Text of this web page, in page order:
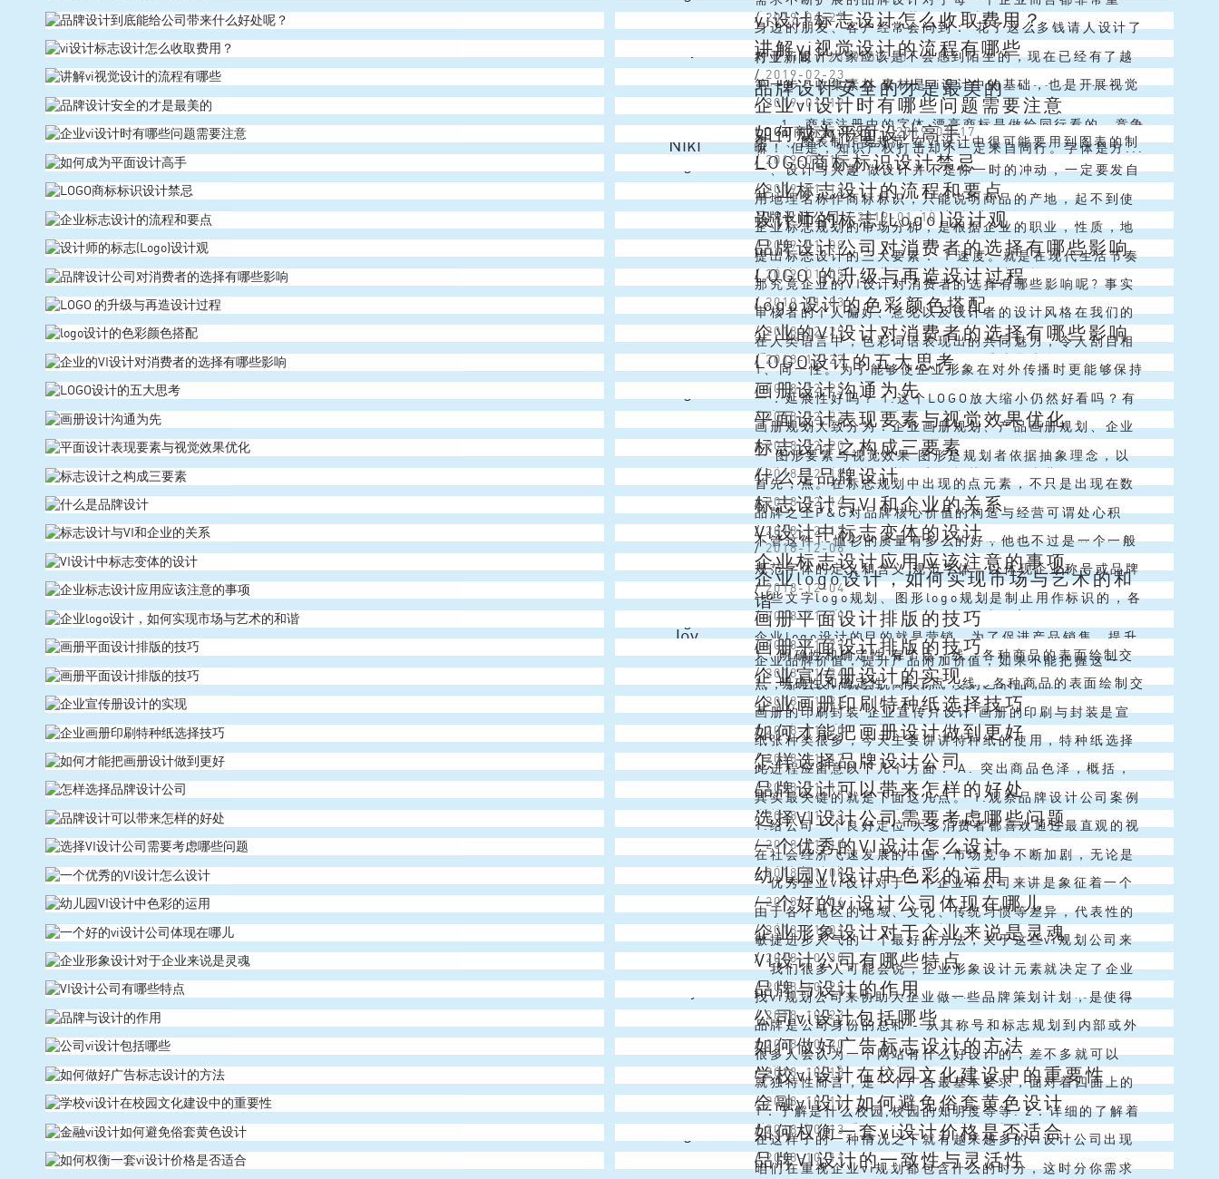
当然百度百科所提供的苹果logo由来...
Emma
要，其所承担的使命巨大。因而越来越多的企业都会非常
注重通过专业靠谱的品牌设计公司进行专业的设...
Joy
身边的朋友、客户经常会问到：“花了这么多钱请人设计了
一款logo，那它到底能给公司带来什么样的好处呀？”很
多时候，品牌设计对一家公司的影响是...
vi设计标志设计怎么收取费用？
对于vi设计大家应该是不会感到陌生的，现在已经有了越
来越多的vi设计公司了，这些vi设计公司可以给大家提供
的是关于设计这方面的服务，可以让经...
Venus
/2019-04-27
讲解vi视觉设计的流程有哪些
第一步：收集素材 素材是vi设计中的基础，也是开展视觉
设计的必要条件，曾在深圳vi设计大赛中，将充分发掘企
业vi设计素材列为了主要得分内容。...
Niki
行业新闻/2019-03-20
品牌设计安全的才是最美的
1、商标注册中的字体 漂亮商标是做给同行看的，竞争
嘛！ 但是，知识产权打击却不一定来自同行。字体是方...
Angel
/ 2019-02-23
企业vi设计时有哪些问题需要注意
第一、图表制作要规范 在vi设计中很可能要用到图表的制
作，电脑程序设计的时候对制图的方法有很多种，但是在
设计进行的时候不要选择五花八门的设计...
/2019-01-19
如何成为平面设计高手
一、设计与兴趣 做设计并不是你一时的冲动，一定要发自
内心地爱上她，就像对自己爱人一样！对，爱上她是做设
计师的第一步！ 二、设计与美术 美术在...
Venus
LOGO商标标识设计/2019-01-17
LOGO商标标识设计禁忌
用地理名称作商标标识，只能说明商品的产地，起不到使
消费者辨认商品生产者的作用，而且容易造成产地的混
淆。在国内市场上以地理名称作为商标标识的为...
Christmas Lai
/2019-01-15
企业标志设计的流程和要点
企业标志规划的市场分析，是根据企业的职业，性质，地
域市场或消费习气的进行有效分析。标志不仅仅是一个图
形或文字的结合，它是根据企业的构成结构、...
Emma
/2019-01-12
设计师的标志(Logo)设计观
提出标志设计的三大要素： 1 速度。就是在现代生活节奏
快速的情况下，标志设计要一目了然，简练明确。 2 准确
性。也就是反映内容的准确性，公司...
Venus
品牌设计公司/2019-01-10
品牌设计公司对消费者的选择有哪些影响
那究竟企业的VI设计对消费者的选择有哪些影响呢? 事实
上，消费者对品牌长期的认知过程中，主要有两个方面：
一是对品牌功能性的认识;一是对品牌形...
/2019-01-08
LOGO 的升级与再造设计过程
审核者的个人偏好、意见以及设计者的设计风格在我们的
创作过程中都有着很重要的影响。但是我们必须紧记，最
重要的（而且往往也是最普遍的）看法是来自...
Niki
/2019-01-05
logo设计的色彩颜色搭配
在人类语言中，色彩词语表现出的共同魅力，令人刮目相
看。在汉英语言中，表示各种不同色彩或色彩的词都很丰
富。我们不只要注意观察它们自身的根本意义...
/2019-01-03
企业的VI设计对消费者的选择有哪些影响
1、同一性。为了能够使企业形象在对外传播时更能够保持
一致性与一贯性，需要VI视觉识别系统的设计能够将将信
息与认识个性化、明晰化、有序化，把各...
Alex
/2018-12-29
LOGO设计的五大思考
一．延展性好吗？ 1.这个LOGO放大缩小仍然好看吗？有
的LOGO图形中有大量的线条，当它缩小之后你会发现这
些线条变成一个面，和之前的效果截...
Christmas Lai
/2018-12-27
画册设计沟通为先
画册规划大致分为：企业画册规划、产品画册规划、企业
形象画册规划、宣传册规划、折页规划、封面规划等等。
这些画册的规划都有着一定的规范，下面由北...
Emma
/2018-12-25
平面设计表现要素与视觉效果优化
一 图形要素与视觉效果 图形是规划者依据抽象理念，以
必定方法呈现的视觉形象，表达的是理念内涵与心思意
向。人们经过对图形的了解来从中获得对现实...
Simon
/2018-12-22
标志设计之构成三要素
首先，点。在标志规划中出现的点元素，不只是出现在数
学中的根底概念，还具有巨细、外形、方向等奇妙改动的
多种特点。 在标志规划中，以点的形式展现...
/2018-12-20
什么是品牌设计
品牌之王P&G对品牌核心价值的构造与经营可谓处心积
虑。P&G有一个行之全球的信念，那就是一个品牌与产品
没有特质是很难成为赢家...
JS
/2018-12-18
标志设计与VI和企业的关系
不管这件T-恤衫的质量有多么的好，他也不过是一个一般
的T-恤衫算了，不管如何你也不肯花许多的钱去买一个一
般的T-恤衫了吧。可是带有耐克标志的...
/2018-12-14
VI设计中标志变体的设计
规范字体的定义和含义 规范字体，以体现企业称号或品牌
的字体来进行构思的体现形式。近几年来，国外名牌产品
在开拓我国市场时，都将其品牌译成汉字，...
Angel
/2018-12-12
企业标志设计应用应该注意的事项
一些文字logo规划、图形logo规划是制止用作标识的，各
国在禁用标识方面有不同的规定．应留意其不同性。由于
各国风土人情、社会文化背景不同，...
Joy
/2018-12-06
企业logo设计，如何实现市场与艺术的和
谐
企业logo设计的目的就是营销，为了促进产品销售，提升
企业品牌价值，提升产品附加价值，如果不能把握这一
点，那么设计就会脱离实际，变为艺术品，...
Alex
/2018-12-04
画册平面设计排版的技巧
1、明确性和确定性 有了点，线，各种商品的表面绘制交
织油墨草案，板块效应，使打印更一般的黑白照片必须清
晰，肯定。宣传片制作 2、有趣的 特别...
/2018-11-29
画册平面设计排版的技巧
1、明确性和确定性 有了点，线，各种商品的表面绘制交
织油墨草案，板块效应，使打印更一般的黑白照片必须清
晰，肯定。宣传片制作 2...
Vincent
/2018-11-27
企业宣传册设计的实现
画册的印刷封装 企业宣传片设计 画册的印刷与封装是宣
传册设计的最后一道工序。但是这个在设计之前就应考虑
进去，既要考虑美观，也要考虑后期的制作...
Christmas Lai
/2018-11-24
企业画册印刷特种纸选择技巧
纸张种类很多，今天主要讲讲特种纸的使用，特种纸选择
性比较大，在做企业画册印刷之前先要定好用什么样的特
种纸，使用特种纸印刷，在设计的时候不要把...
/2018-11-22
如何才能把画册设计做到更好
此进程应留意以下几个方面： A. 突出商品色泽，概括，
原料、局部特写； B. 体现公司实力、繁忙车间、天资荣
誉等； C. 显示公司精神、团队...
Emma
/2018-11-20
怎样选择品牌设计公司
其实最关键的就是下面这几点。 1.观察品牌设计公司案例
在想要对某一品牌设计公司的能力进行初步了解时，可先
进入其官方网站进行观察，做专业品牌...
/2018-11-17
品牌设计可以带来怎样的好处
1.给公司一个良好定位 大多消费者都喜欢通过最直观的视
觉来对事物进行定义。而品牌设计便是要通过独特创新的
形式来塑造让人眼前一亮的形象从而给公...
Venus
/2018-11-15
选择VI设计公司需要考虑哪些问题
在社会经济飞速发展的中国，市场竞争不断加剧，无论是
线上电商，还是线下实体企业，都面临着相同的难题，其
实主要是市场上相同产品以及同类型产品过多...
Alex
/2018-11-13
一个优秀的VI设计怎么设计
优秀企业vi设计对于一个企业和公司来讲是象征着一个
企业的脸面和门面的，这就意味着如果说一个企业他们想
要达到更好的一种品牌效应并且赢得更多公...
Christmas Lai
/2018-11-10
幼儿园VI设计中色彩的运用
由于各个地区的地域、文化、传统习惯等差异，代表性的
色彩也有所不同，在幼儿园VI设计中，了解和研究色彩在
不同地域的象征意义，对于色彩语言的运用...
Niki
/2018-11-08
一个好的vi设计公司体现在哪儿
敏捷进步人气的一个最好的方法，关于这些vi规划公司来
说，他们首要从事的一些作业内容，就是协助这些公司或
者是品牌做一些形象规划。然后经过运用全...
/2018-11-06
企业形象设计对于企业来说是灵魂
我们很多人可能会说，企业形象设计元素就决定了企业
的发展，为什么那么说呢？其实我们在选择不同的品牌进
行打造的过程中，就会发现这样的一种问题，...
Venus
/2018-11-01
VI设计公司有哪些特点
找vi规划公司来协助大企业做一些品牌策划计划，是使得
这些企业公司，迅速进步人气的一个最好的方法，关于这
些vi规划公司来说，他们首要从事的一些...
/2018-10-30
品牌与设计的作用
品牌是公司身份的总和 - 从其称号和标志规划到内部或外
部的每个通讯 - 每个客户或潜在客户每次遇到的通讯。 品
牌营销至关重要。这也许是所有事...
Venus
/2018-10-25
公司vi设计包括哪些
很多人会认为一个网站有什么好设计的，差不多就可以
了，这个想法真是大错特错啊，如果网站没有效果哪里来
的那么多优秀企业vi设计公司。正是这些公司...
/2018-10-23
如何做好广告标志设计的方法
就独特性而言，是一个广告最基本要求，面对着四面上的
广告越来越多，所以好的广告就必须要具有它本身的一些
特色，当人们看到的时候就可以很快与其它的...
Angel
/2018-10-20
学校vi设计在校园文化建设中的重要性
1：了解是什么校园,校园的知明度等等. 2：详细的了解着
所校园的校训等,(也就是相当于了解一个企业的MI,VI是建
立在MI,BI基础上的,校...
Niki
/2018-10-18
金融vi设计如何避免俗套黄色设计
在这样子的一种情况之下就有越来越多的vi设计公司出现
在我们的市场经济当中并且被很多的企业和公司所需要，
/2018-10-16
如何权衡一套vi设计价格是否适合
咱们在重视企业vi规划都包含什么的时分，这时分你需求
/2018-10-13
品牌VI设计的一致性与灵活性
/2018-10-11